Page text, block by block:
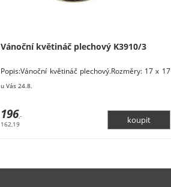
Vánoční květináč plechový K3910/3
Popis:Vánoční květináč plechový.Rozměry: 17 x 17
u Vás 24.8.
196,-
162,19